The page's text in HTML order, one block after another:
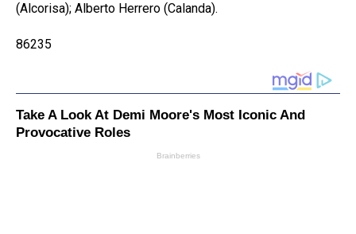
(Alcorisa); Alberto Herrero (Calanda).
86235